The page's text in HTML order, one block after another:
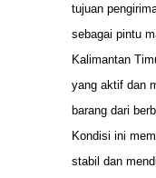
tujuan
sebagai pintu
Kalimantan
yang aktif dan
barang dari
Kondisi ini
stabil dan